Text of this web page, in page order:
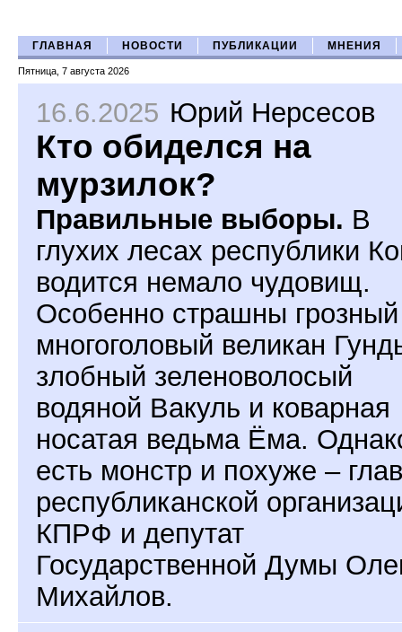
ГЛАВНАЯ НОВОСТИ ПУБЛИКАЦИИ МНЕНИЯ
Пятница, 7 августа 2026
16.6.2025 Юрий Нерсесов
Кто обиделся на
мурзилок?
Правильные выборы. В
глухих лесах республики
водится немало чудовищ.
Особенно страшны грозный
многоголовый великан
злобный зеленоволосый
водяной Вакуль и коварная
носатая ведьма Ёма.
есть монстр и похуже –
республиканской
КПРФ и депутат
Государственной Думы
Михайлов.